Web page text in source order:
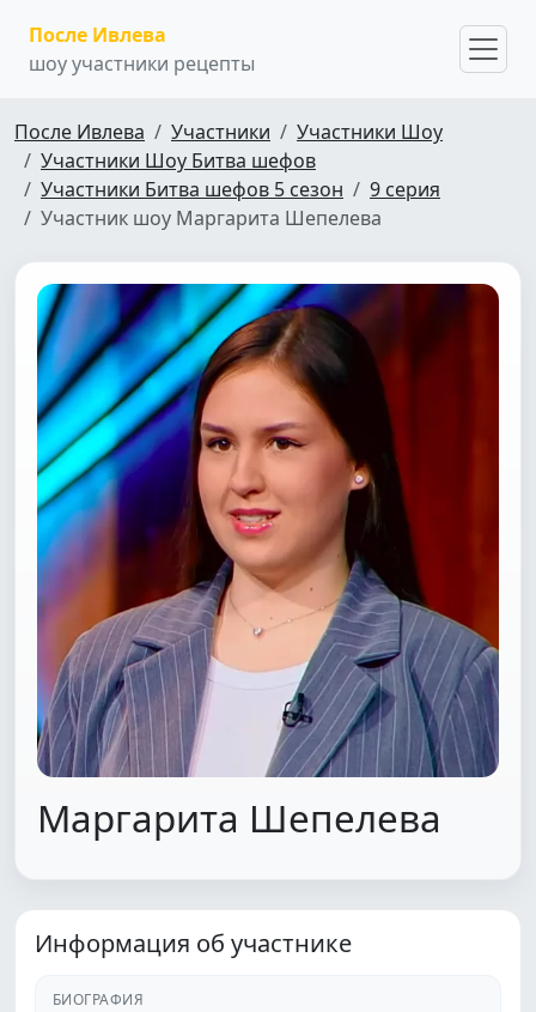
После Ивлева
шоу участники рецепты
После Ивлева Участники
Участники Шоу
Участники Шоу Битва шефов
Участники Битва шефов 5 сезон
9 серия
Участник шоу Маргарита Шепелева
Маргарита Шепелева
Информация об участнике
БИОГРАФИЯ